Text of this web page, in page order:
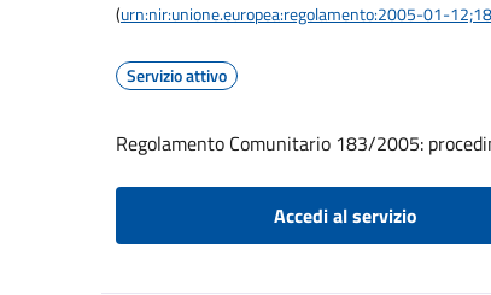
(urn:nir:unione.europea:regolamento:2005-01-
Servizio attivo
Regolamento Comunitario 183/2005:
Accedi al servizio